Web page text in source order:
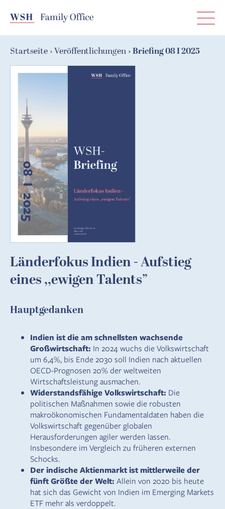
WSH — Freude an Vermögen, Family
T 0211 51 34 24-0
Startseite Veröffentlichungen Briefing 08 I 2025
Länderfokus Indien - Aufstieg
eines ,,ewigen Talents”
Hauptgedanken
Indien ist die am schnellsten wachsende
Großwirtschaft: In 2024 wuchs die Volkswirtschaft
um 6,4%, bis Ende 2030 soll Indien nach aktuellen
OECD-Prognosen 20% der weltweiten
Wirtschaftsleistung ausmachen.
Widerstandsfähige Volkswirtschaft: Die
politischen Maßnahmen sowie die robusten
makroökonomischen Fundamentaldaten haben die
Volkswirtschaft gegenüber globalen
Herausforderungen agiler werden lassen.
Insbesondere im Vergleich zu früheren externen
Schocks.
Der indische Aktienmarkt ist mittlerweile der
fünft Größte der Welt: Allein von 2020 bis heute
hat sich das Gewicht von Indien im Emerging Markets
ETF mehr als verdoppelt.